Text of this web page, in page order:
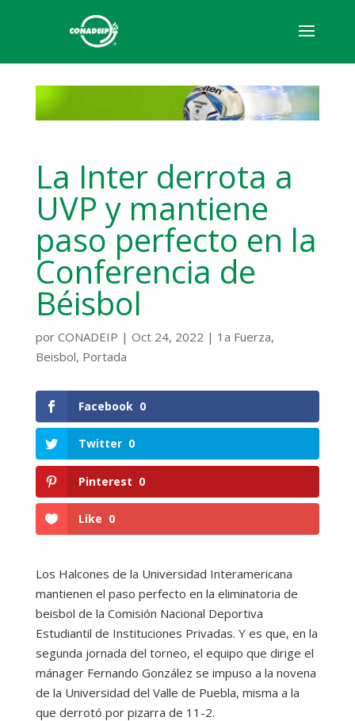
La Inter derrota a
UVP y mantiene
paso perfecto en la
Conferencia de
Béisbol
por CONADEIP | Oct 24, 2022 | 1a Fuerza,
Beisbol, Portada
Facebook 0
Twitter 0
Pinterest 0
Like 0
Los Halcones de la Universidad Interamericana
mantienen el paso perfecto en la eliminatoria de
beisbol de la Comisión Nacional Deportiva
Estudiantil de Instituciones Privadas. Y es que, en la
segunda jornada del torneo, el equipo que dirige el
mánager Fernando González se impuso a la novena
de la Universidad del Valle de Puebla, misma a la
que derrotó por pizarra de 11-2.